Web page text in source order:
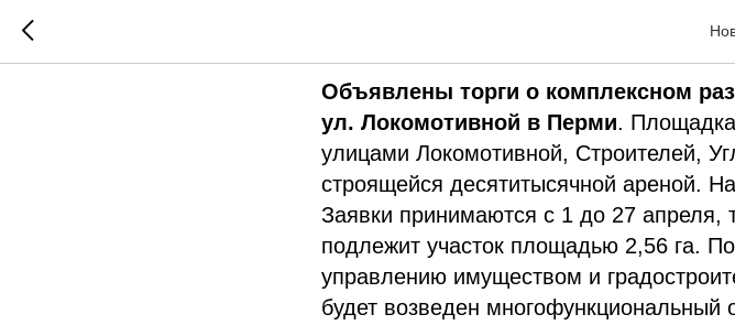
Новости дня. 2
Объявлены торги о комплексном
ул. Локомотивной в Перми. Площадка
улицами Локомотивной, Строителей,
строящейся десятитысячной ареной.
Заявки принимаются с 1 до 27 апреля,
подлежит участок площадью 2,56 га.
управлению имуществом и
будет возведен